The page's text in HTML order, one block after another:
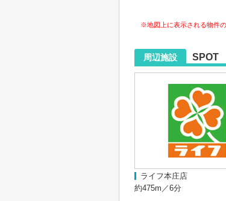
※地図上に表示される物件
周辺施設 SPOT
ライフ本庄店
約475m／6分